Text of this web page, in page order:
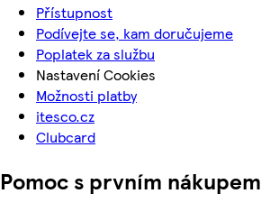
Přístupnost
Podívejte se, kam doručujeme
Poplatek za službu
Nastavení Cookies
Možnosti platby
itesco.cz
Clubcard
Pomoc s prvním nákupem